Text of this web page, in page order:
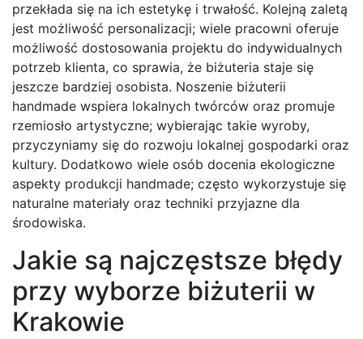
przekłada się na ich estetykę i trwałość. Kolejną zaletą
jest możliwość personalizacji; wiele pracowni oferuje
możliwość dostosowania projektu do indywidualnych
potrzeb klienta, co sprawia, że biżuteria staje się
jeszcze bardziej osobista. Noszenie biżuterii
handmade wspiera lokalnych twórców oraz promuje
rzemiosło artystyczne; wybierając takie wyroby,
przyczyniamy się do rozwoju lokalnej gospodarki oraz
kultury. Dodatkowo wiele osób docenia ekologiczne
aspekty produkcji handmade; często wykorzystuje się
naturalne materiały oraz techniki przyjazne dla
środowiska.
Jakie są najczęstsze błędy
przy wyborze biżuterii w
Krakowie